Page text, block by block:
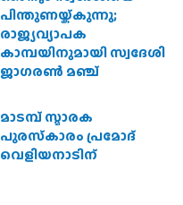
പിന്തുണയ്ക്കുന്നു;
രാജ്യവ്യാപക
കാമ്പയിനുമായി സ്വദേശി
ജാഗരണ്‍ മഞ്ച്
മാടമ്പ് സ്മാരക
പുരസ്‌കാരം പ്രമോദ്
വെളിയനാടിന്